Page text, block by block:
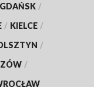
GDAŃSK /
/ KIELCE /
/
/